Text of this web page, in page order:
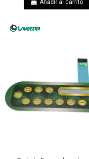
Añadir al carrito